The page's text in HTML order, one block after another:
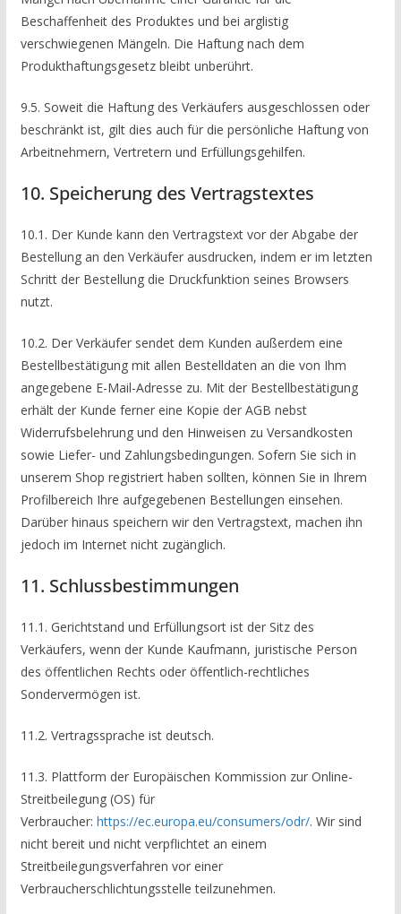
Beschaffenheit des Produktes und bei arglistig
verschwiegenen Mängeln. Die Haftung nach dem
Produkthaftungsgesetz bleibt unberührt.
9.5. Soweit die Haftung des Verkäufers ausgeschlossen oder
beschränkt ist, gilt dies auch für die persönliche Haftung von
Arbeitnehmern, Vertretern und Erfüllungsgehilfen.
10. Speicherung des Vertragstextes
10.1. Der Kunde kann den Vertragstext vor der Abgabe der
Bestellung an den Verkäufer ausdrucken, indem er im letzten
Schritt der Bestellung die Druckfunktion seines Browsers
nutzt.
10.2. Der Verkäufer sendet dem Kunden außerdem eine
Bestellbestätigung mit allen Bestelldaten an die von Ihm
angegebene E-Mail-Adresse zu. Mit der Bestellbestätigung
erhält der Kunde ferner eine Kopie der AGB nebst
Widerrufsbelehrung und den Hinweisen zu Versandkosten
sowie Liefer- und Zahlungsbedingungen. Sofern Sie sich in
unserem Shop registriert haben sollten, können Sie in Ihrem
Profilbereich Ihre aufgegebenen Bestellungen einsehen.
Darüber hinaus speichern wir den Vertragstext, machen ihn
jedoch im Internet nicht zugänglich.
11. Schlussbestimmungen
11.1. Gerichtstand und Erfüllungsort ist der Sitz des
Verkäufers, wenn der Kunde Kaufmann, juristische Person
des öffentlichen Rechts oder öffentlich-rechtliches
Sondervermögen ist.
11.2. Vertragssprache ist deutsch.
11.3. Plattform der Europäischen Kommission zur Online-
Streitbeilegung (OS) für
Verbraucher: https://ec.europa.eu/consumers/odr/. Wir sind
nicht bereit und nicht verpflichtet an einem
Streitbeilegungsverfahren vor einer
Verbraucherschlichtungsstelle teilzunehmen.